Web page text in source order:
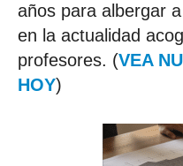
años para albergar
en la actualidad
profesores. (VEA
HOY)